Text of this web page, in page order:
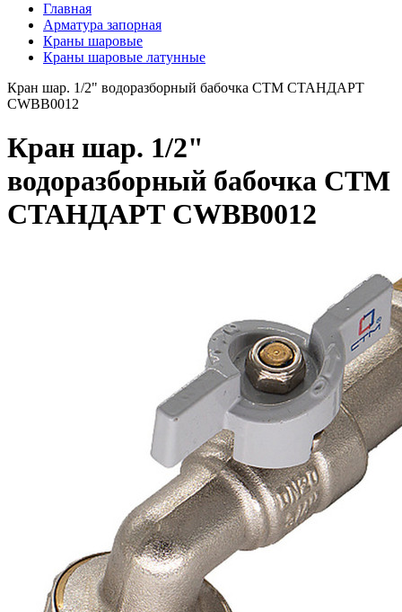
Главная
Арматура запорная
Краны шаровые
Краны шаровые латунные
Кран шар. 1/2" водоразборный бабочка CTM СТАНДАРТ
CWBB0012
Кран шар. 1/2"
водоразборный бабочка CTM
СТАНДАРТ CWBB0012